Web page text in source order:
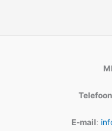
Telefoon
E-mail: